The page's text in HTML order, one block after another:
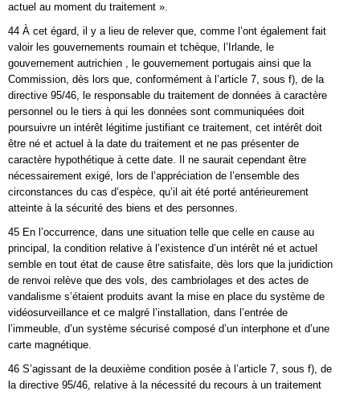
actuel au moment du traitement ».
44 À cet égard, il y a lieu de relever que, comme l’ont également fait
valoir les gouvernements roumain et tchèque, l’Irlande, le
gouvernement autrichien , le gouvernement portugais ainsi que la
Commission, dès lors que, conformément à l’article 7, sous f), de la
directive 95/46, le responsable du traitement de données à caractère
personnel ou le tiers à qui les données sont communiquées doit
poursuivre un intérêt légitime justifiant ce traitement, cet intérêt doit
être né et actuel à la date du traitement et ne pas présenter de
caractère hypothétique à cette date. Il ne saurait cependant être
nécessairement exigé, lors de l’appréciation de l’ensemble des
circonstances du cas d’espèce, qu’il ait été porté antérieurement
atteinte à la sécurité des biens et des personnes.
45 En l’occurrence, dans une situation telle que celle en cause au
principal, la condition relative à l’existence d’un intérêt né et actuel
semble en tout état de cause être satisfaite, dès lors que la juridiction
de renvoi relève que des vols, des cambriolages et des actes de
vandalisme s’étaient produits avant la mise en place du système de
vidéosurveillance et ce malgré l’installation, dans l’entrée de
l’immeuble, d’un système sécurisé composé d’un interphone et d’une
carte magnétique.
46 S’agissant de la deuxième condition posée à l’article 7, sous f), de
la directive 95/46, relative à la nécessité du recours à un traitement